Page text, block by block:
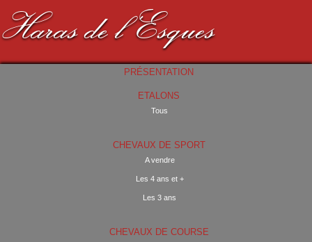
Haras de l'Esques
PRÉSENTATION
ETALONS
Tous
CHEVAUX DE SPORT
A vendre
Les 4 ans et +
Les 3 ans
CHEVAUX DE COURSE